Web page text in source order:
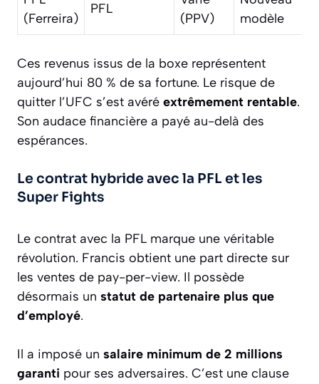
(Ferreira)
PFL
(PPV)
modèle
Ces revenus issus de la boxe représentent
aujourd’hui 80 % de sa fortune. Le risque de
quitter l’UFC s’est avéré extrêmement rentable.
Son audace financière a payé au-delà des
espérances.
Le contrat hybride avec la PFL et les
Super Fights
Le contrat avec la PFL marque une véritable
révolution. Francis obtient une part directe sur
les ventes de pay-per-view. Il possède
désormais un statut de partenaire plus que
d’employé.
Il a imposé un salaire minimum de 2 millions
garanti pour ses adversaires. C’est une clause